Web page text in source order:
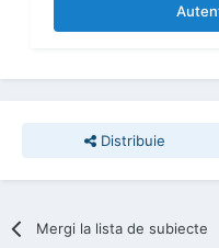
Distribuie
Mergi la lista de subiecte